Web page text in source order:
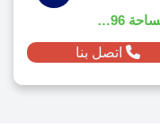
شقة للبيع في ذا فيو وتر واي اللوتس بمساحة 196م² ومقدم 2,513,100 ج.م
اتصل بنا